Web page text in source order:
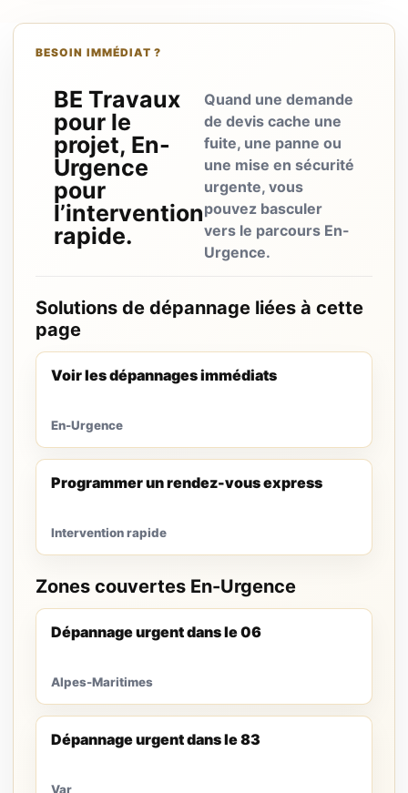
BESOIN IMMÉDIAT ?
BE Travaux
pour le
projet, En-
Urgence
pour
l’intervention
rapide.
Quand une demande
de devis cache une
fuite, une panne ou
une mise en sécurité
urgente, vous
pouvez basculer
vers le parcours En-
Urgence.
Solutions de dépannage liées à cette
page
Voir les dépannages immédiats
En-Urgence
Programmer un rendez-vous express
Intervention rapide
Zones couvertes En-Urgence
Dépannage urgent dans le 06
Alpes-Maritimes
Dépannage urgent dans le 83
Var